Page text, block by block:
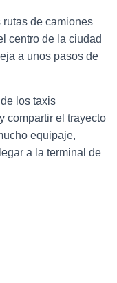
de camiones
centro de la ciudad
a unos pasos de
los taxis
compartir el trayecto
equipaje,
a la terminal de